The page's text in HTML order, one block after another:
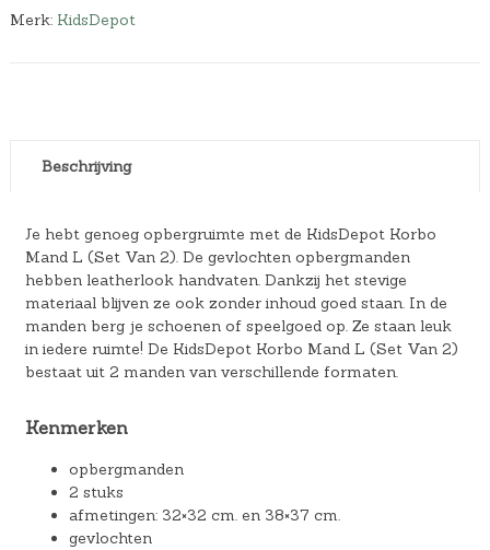
Merk: KidsDepot
Beschrijving
Je hebt genoeg opbergruimte met de KidsDepot Korbo
Mand L (Set Van 2). De gevlochten opbergmanden
hebben leatherlook handvaten. Dankzij het stevige
materiaal blijven ze ook zonder inhoud goed staan. In de
manden berg je schoenen of speelgoed op. Ze staan leuk
in iedere ruimte! De KidsDepot Korbo Mand L (Set Van 2)
bestaat uit 2 manden van verschillende formaten.
Kenmerken
opbergmanden
2 stuks
afmetingen: 32×32 cm. en 38×37 cm.
gevlochten